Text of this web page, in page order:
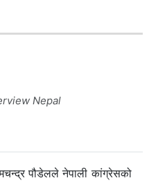
Nepal
पौडेलले नेपाली कांग्रेसको